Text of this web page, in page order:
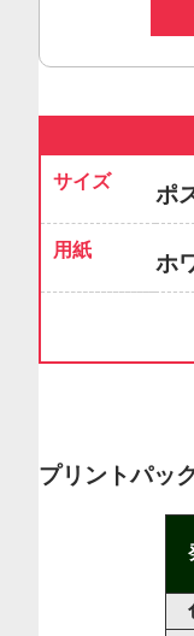
サイズ
ポ
用紙
ホ
プリントパッ